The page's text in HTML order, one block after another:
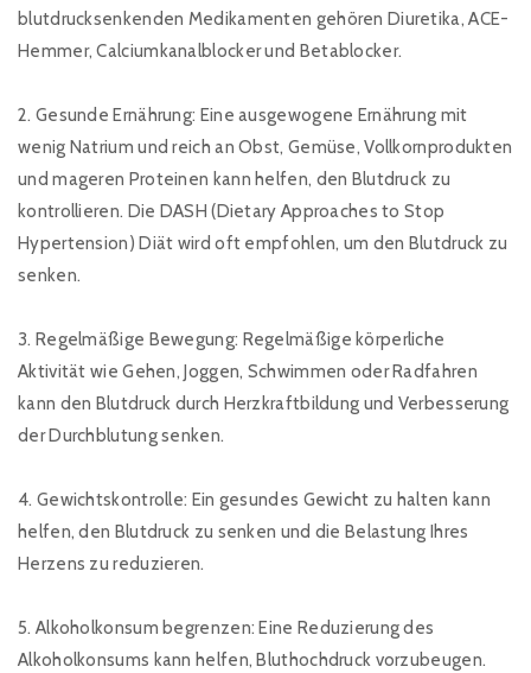
blutdrucksenkenden Medikamenten gehören Diuretika, ACE-
Hemmer, Calciumkanalblocker und Betablocker.
2. Gesunde Ernährung: Eine ausgewogene Ernährung mit
wenig Natrium und reich an Obst, Gemüse, Vollkornprodukten
und mageren Proteinen kann helfen, den Blutdruck zu
kontrollieren. Die DASH (Dietary Approaches to Stop
Hypertension) Diät wird oft empfohlen, um den Blutdruck zu
senken.
3. Regelmäßige Bewegung: Regelmäßige körperliche
Aktivität wie Gehen, Joggen, Schwimmen oder Radfahren
kann den Blutdruck durch Herzkraftbildung und Verbesserung
der Durchblutung senken.
4. Gewichtskontrolle: Ein gesundes Gewicht zu halten kann
helfen, den Blutdruck zu senken und die Belastung Ihres
Herzens zu reduzieren.
5. Alkoholkonsum begrenzen: Eine Reduzierung des
Alkoholkonsums kann helfen, Bluthochdruck vorzubeugen.